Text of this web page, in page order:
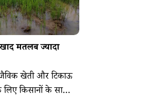
मतलब ज्यादा
खेती और टिकाऊ
लिए किसानों के साथ